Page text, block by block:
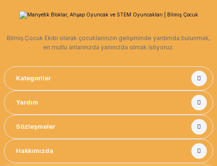
Bilmiş Çocuk Ekibi olarak çocuklarınızın gelişiminde yardımda bulunmak,
en mutlu anlarınızda yanınızda olmak istiyoruz.
Kategoriler
Yardım
Sözleşmeler
Hakkımızda